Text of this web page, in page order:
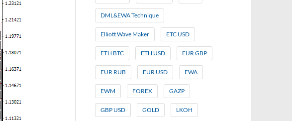
DML&EWA Technique
Elliott Wave Maker ETC USD
ETH BTC ETH USD EUR GBP
EUR RUB EUR USD EWA
EWM FOREX GAZP
GBP USD GOLD LKOH